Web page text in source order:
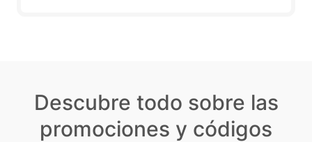
Descubre todo sobre las
promociones y códigos